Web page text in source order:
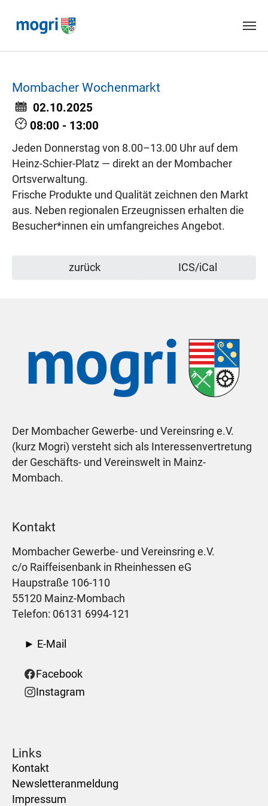
Mombacher Wochenmarkt
02.10.2025
08:00 - 13:00
Jeden Donnerstag von 8.00–13.00 Uhr auf dem
Heinz-Schier-Platz — direkt an der Mombacher
Ortsverwaltung.
Frische Produkte und Qualität zeichnen den Markt
aus. Neben regionalen Erzeugnissen erhalten die
Besucher*innen ein umfangreiches Angebot.
zurück ICS/iCal
Der Mombacher Gewerbe- und Vereinsring e.V.
(kurz Mogri) versteht sich als Interessenvertretung
der Geschäfts- und Vereinswelt in Mainz-
Mombach.
Kontakt
Mombacher Gewerbe- und Vereinsring e.V.
c/o Raiffeisenbank in Rheinhessen eG
Haupstraße 106-110
55120 Mainz-Mombach
Telefon: 06131 6994-121
► E-Mail
Facebook
Instagram
Links
Kontakt
Newsletteranmeldung
Impressum